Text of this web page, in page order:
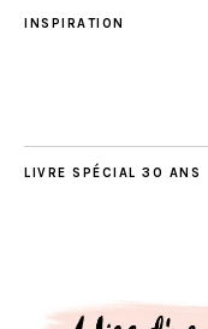
INSPIRATION
LIVRE SPÉCIAL 30 ANS